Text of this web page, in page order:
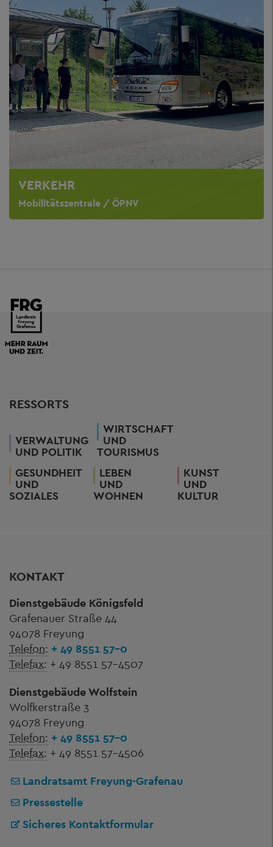
VERKEHR
Mobilitätszentrale / ÖPNV
RESSORTS
VERWALTUNG
UND POLITIK
WIRTSCHAFT
UND
TOURISMUS
GESUNDHEIT
UND
SOZIALES
LEBEN
UND
WOHNEN
KUNST
UND
KULTUR
KONTAKT
Dienstgebäude Königsfeld
Grafenauer Straße 44
94078 Freyung
Telefon: + 49 8551 57-0
Telefax: + 49 8551 57-4507
Dienstgebäude Wolfstein
Wolfkerstraße 3
94078 Freyung
Telefon: + 49 8551 57-0
Telefax: + 49 8551 57-4506
Landratsamt Freyung-Grafenau
Pressestelle
Sicheres Kontaktformular